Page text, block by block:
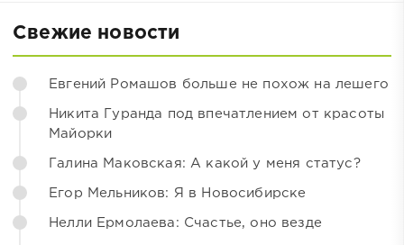
Свежие новости
Евгений Ромашов больше не похож на лешего
Никита Гуранда под впечатлением от красоты
Майорки
Галина Маковская: А какой у меня статус?
Егор Мельников: Я в Новосибирске
Нелли Ермолаева: Счастье, оно везде